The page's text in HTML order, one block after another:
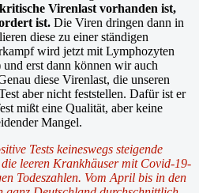
Virenlast vorhanden ist,
ist. Die Viren dringen dann in
diese zu einer ständigen
wird jetzt mit Lymphozyten
erst dann können wir auch
diese Virenlast, die unseren
aber nicht feststellen. Dafür ist er
mißt eine Qualität, aber keine
Mangel.
Tests keineswegs steigende
leeren Krankhäuser mit Covid-19-
Todeszahlen. Vom April bis in den